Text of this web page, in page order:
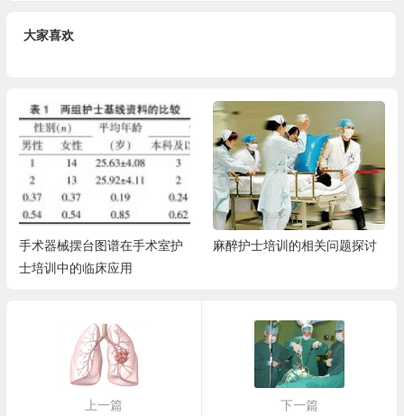
大家喜欢
手术器械摆台图谱在手术室护
士培训中的临床应用
麻醉护士培训的相关问题探讨
上一篇
下一篇